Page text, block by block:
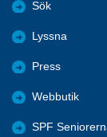
Sök
Lyssna
Press
Webbutik
SPF